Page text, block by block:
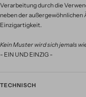
Verarbeitung durch die
neben der außergewöhnlichen
Einzigartigkeit.
Kein Muster wird sich jemals
- EIN UND EINZIG -
TECHNISCH